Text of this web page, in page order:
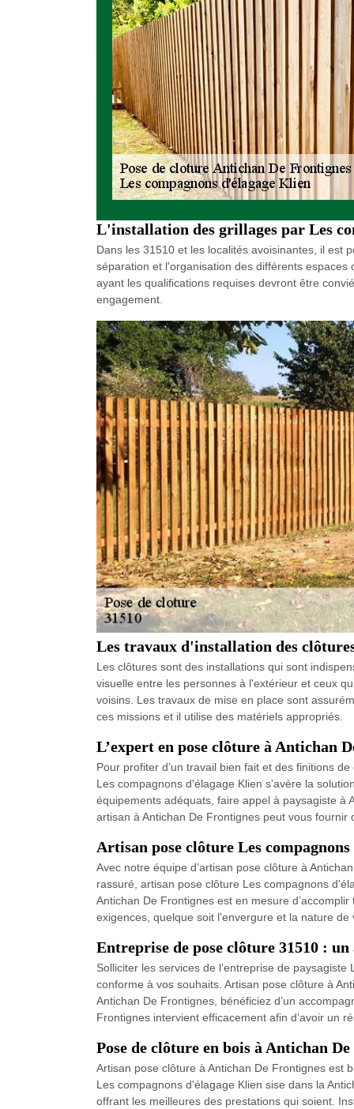
L'installation des grillages par Les
Dans les 31510 et les localités avoisinantes, il est
séparation et l'organisation des différents
ayant les qualifications requises devront être
engagement.
Les travaux d'installation des
Les clôtures sont des installations qui sont
visuelle entre les personnes à l'extérieur et ceux
voisins. Les travaux de mise en place sont
ces missions et il utilise des matériels appropriés.
L’expert en pose clôture à Antichan
Pour profiter d’un travail bien fait et des finitions
Les compagnons d'élagage Klien s’avère la
équipements adéquats, faire appel à paysagiste à
artisan à Antichan De Frontignes peut vous
Artisan pose clôture Les
Avec notre équipe d’artisan pose clôture à
rassuré, artisan pose clôture Les compagnons
Antichan De Frontignes est en mesure
exigences, quelque soit l’envergure et la nature
Entreprise de pose clôture 31510 :
Solliciter les services de l’entreprise de
conforme à vos souhaits. Artisan pose clôture à
Antichan De Frontignes, bénéficiez d’un
Frontignes intervient efficacement afin d’avoir un
Pose de clôture en bois à Antichan
Artisan pose clôture à Antichan De Frontignes est
Les compagnons d'élagage Klien sise dans la
offrant les meilleures des prestations qui soient.